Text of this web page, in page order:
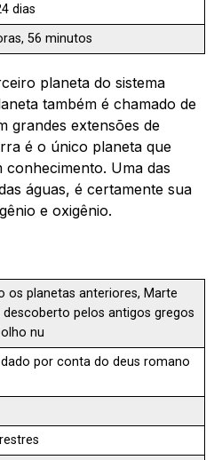
dias
56 minutos
planeta do sistema
também é chamado de
grandes extensões de
é o único planeta que
conhecimento. Uma das
águas, é certamente sua
e oxigênio.
os planetas anteriores, Marte
pelos antigos gregos
nu
por conta do deus romano